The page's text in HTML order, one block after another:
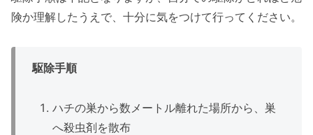
険か理解したうえで、十分に気をつけて行ってください。
駆除手順
ハチの巣から数メートル離れた場所から、巣
へ殺虫剤を散布